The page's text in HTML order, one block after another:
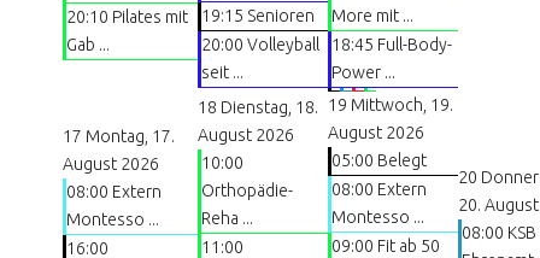
20:10 Pilates mit
Gab ...
19:15 Senioren
20:00 Volleyball
seit ...
More mit ...
18:45 Full-Body-
Power ...
17 Montag, 17.
August 2026
08:00 Extern
Montesso ...
16:00
18 Dienstag, 18.
August 2026
10:00
Orthopädie-
Reha ...
11:00
19 Mittwoch, 19.
August 2026
05:00 Belegt
08:00 Extern
Montesso ...
09:00 Fit ab 50
20
20.
08:00 KSB